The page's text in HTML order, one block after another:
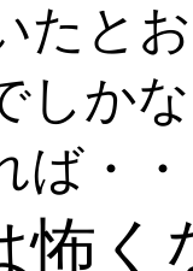
たと
しか
ば・・
怖く